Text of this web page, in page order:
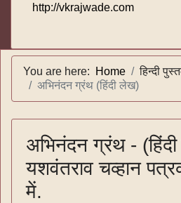
http://vkrajwade.com
You are here: Home
हिन्दी
अभिनंदन ग्रंथ (हिंदी लेख)
अभिनंदन ग्रंथ -
यशवंतराव चव्हान
में.